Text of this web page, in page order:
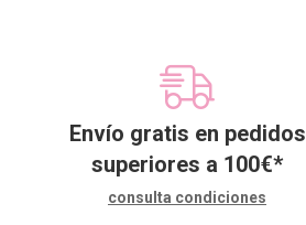
Envío gratis en pedidos
superiores a 100€*
consulta condiciones